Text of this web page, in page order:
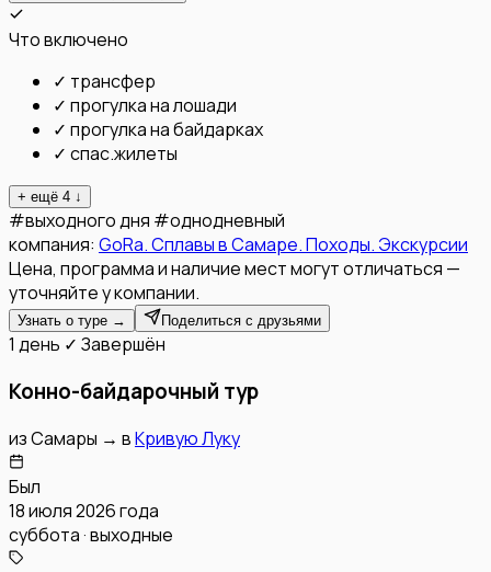
Что включено
✓ трансфер
✓ прогулка на лошади
✓ прогулка на байдарках
✓ спас.жилеты
+ ещё 4 ↓
#выходного дня #однодневный
компания: GoRa. Сплавы в Самаре. Походы. Экскурсии
Цена, программа и наличие мест могут отличаться —
уточняйте у компании.
Узнать о туре → Поделиться с друзьями
1 день ✓ Завершён
Конно-байдарочный тур
изСамары → вКривую Луку
Был
18 июля 2026 года
суббота · выходные